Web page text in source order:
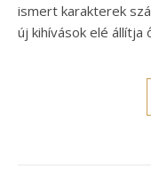
ismert karakterek
új kihívások elé